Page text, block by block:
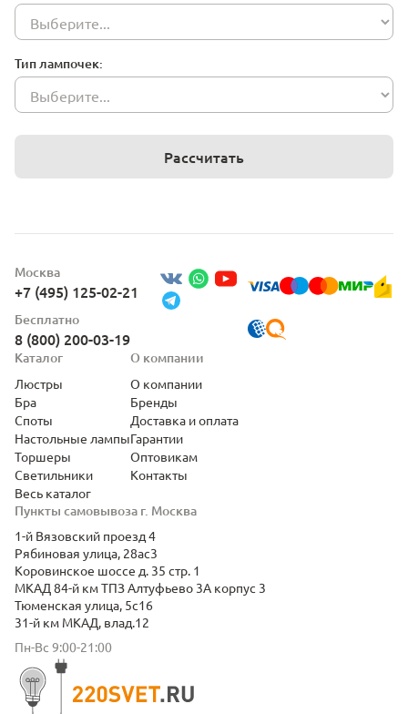
Тип лампочек:
Рассчитать
Москва
+7 (495) 125-02-21
Бесплатно
8 (800) 200-03-19
Пункты самовывоза г. Москва
1-й Вязовский проезд 4
Рябиновая улица, 28ас3
Коровинское шоссе д. 35 стр. 1
МКАД 84-й км ТПЗ Алтуфьево 3А корпус 3
Тюменская улица, 5с16
31-й км МКАД, влад.12
Пн-Вс 9:00-21:00
Каталог
Люстры
Бра
Споты
Настольные лампы
Торшеры
Светильники
Весь каталог
О компании
О компании
Бренды
Доставка и оплата
Гарантии
Оптовикам
Контакты